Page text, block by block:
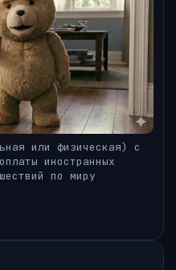
или физическая) с
иностранных
по миру